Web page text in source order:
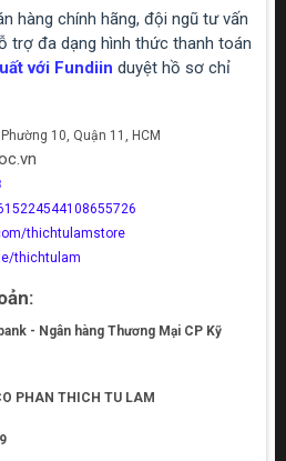
hàng chính hãng, đội ngũ tư vấn
trợ đa dạng hình thức thanh toán
với Fundiin duyệt hồ sơ chỉ
10, Quận 11, HCM
thichtulamstore
thichtulam
- Ngân hàng Thương Mại CP Kỹ
PHAN THICH TU LAM